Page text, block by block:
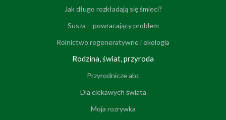
Jak długo rozkładają się śmieci?
Susza – powracający problem
Rolnictwo regeneratywne i ekologia
Rodzina, świat, przyroda
Przyrodnicze abc
Dla ciekawych świata
Moja rozrywka